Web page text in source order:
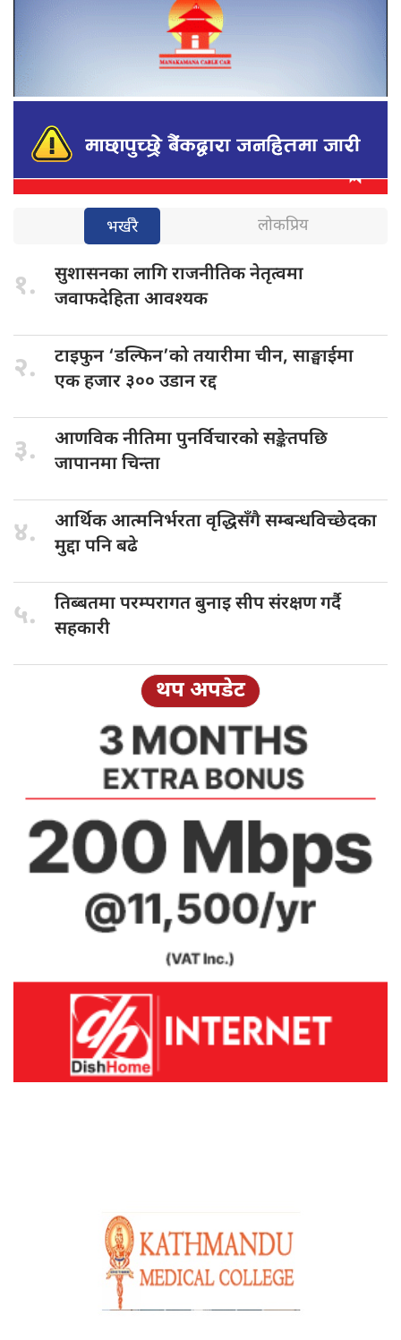
भर्खरै लोकप्रिय
१. सुशासनका लागिराजनीतिक नेतृत्वमा
जवाफदेहिता आवश्यक
२. टाइफुन ‘डल्फिन’कोतयारीमा चीन, साङ्घाईमा
एक हजार ३०० उडान रद्द
३. आणविक नीतिमापुनर्विचारको सङ्केतपछि
जापानमा चिन्ता
४. आर्थिक आत्मनिर्भरतावृद्धिसँगै सम्बन्धविच्छेदका
मुद्दा पनि बढे
५. तिब्बतमा परम्परागतबुनाइ सीप संरक्षण गर्दै
सहकारी
थप अपडेट